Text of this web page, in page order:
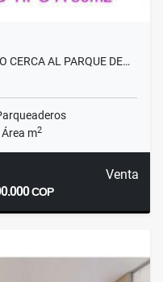
CERCA AL PARQUE DE…
Área m2
Venta
COP